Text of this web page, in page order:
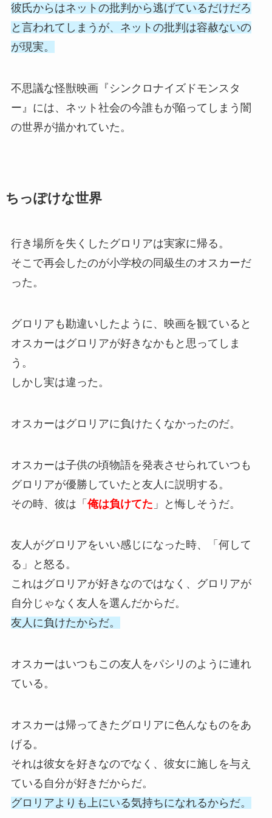
彼氏からはネットの批判から逃げているだけだろ
と言われてしまうが、ネットの批判は容赦ないの
が現実。
不思議な怪獣映画『シンクロナイズドモンスタ
ー』には、ネット社会の今誰もが陥ってしまう闇
の世界が描かれていた。
ちっぽけな世界
行き場所を失くしたグロリアは実家に帰る。
そこで再会したのが小学校の同級生のオスカーだ
った。
グロリアも勘違いしたように、映画を観ていると
オスカーはグロリアが好きなかもと思ってしま
う。
しかし実は違った。
オスカーはグロリアに負けたくなかったのだ。
オスカーは子供の頃物語を発表させられていつも
グロリアが優勝していたと友人に説明する。
その時、彼は「 俺は負けてた 」と悔しそうだ。
友人がグロリアをいい感じになった時、「何して
る」と怒る。
これはグロリアが好きなのではなく、グロリアが
自分じゃなく友人を選んだからだ。
友人に負けたからだ。
オスカーはいつもこの友人をパシリのように連れ
ている。
オスカーは帰ってきたグロリアに色んなものをあ
げる。
それは彼女を好きなのでなく、彼女に施しを与え
ている自分が好きだからだ。
グロリアよりも上にいる気持ちになれるからだ。